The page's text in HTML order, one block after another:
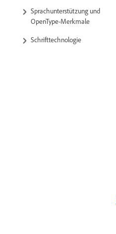
Sprachunterstützung und
OpenType-Merkmale
Schrifttechnologie